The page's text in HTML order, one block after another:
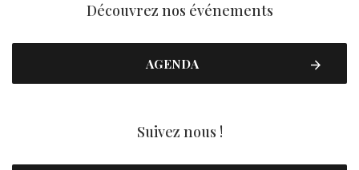
Découvrez nos événements
AGENDA
Suivez nous !